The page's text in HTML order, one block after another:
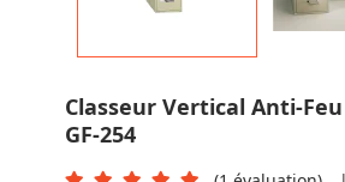
Classeur Vertical Anti-
GF-254